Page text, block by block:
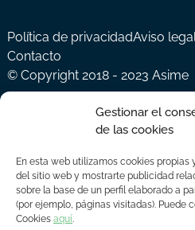
Gestionar el
de las cookies
En esta web utilizamos cookies propias
del sitio web y mostrarte publicidad
sobre la base de un perfil elaborado a
(por ejemplo, páginas visitadas). Puede
Cookies aquí.
Política de privacidadAviso
Contacto
© Copyright 2018 - 2023 Asime